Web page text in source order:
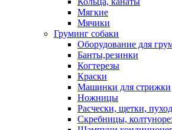
Мягкие
Мячики
Груминг собаки
Оборудование для
Банты,резинки
Когтерезы
Краски
Машинки для стрижки
Ножницы
Расчески, щетки,
Скребницы,